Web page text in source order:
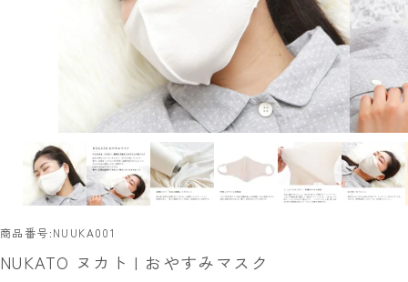
商品番号 NUUKA001
NUKATO ヌカト | おやすみマスク